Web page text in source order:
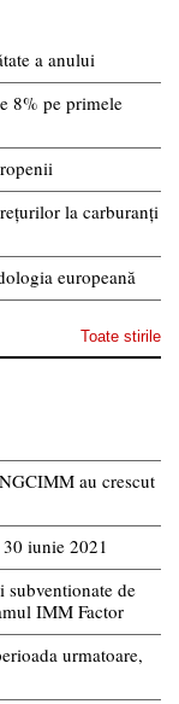
a anului
8% pe primele
la carburanți
europeană
Toate stirile
au crescut
iunie 2021
subventionate de
IMM Factor
urmatoare,